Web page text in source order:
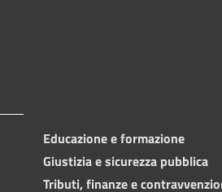
Educazione e formazione
Giustizia e sicurezza pubblica
Tributi, finanze e